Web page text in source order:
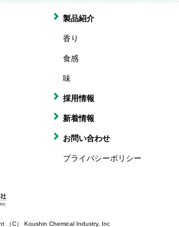
製品紹介
香り
食感
味
採用情報
新着情報
お問い合わせ
プライバシーポリシー
（C） Koushin Chemical Industry, Inc